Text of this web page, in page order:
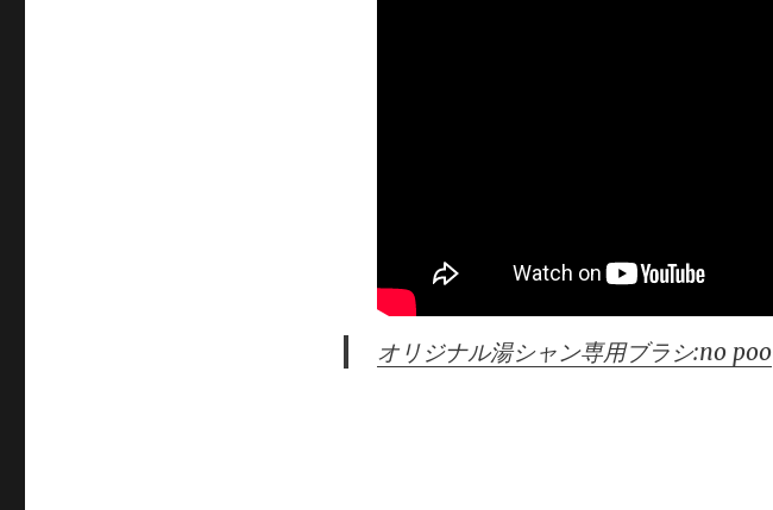
オリジナル湯シャン専用ブラシ:no poo